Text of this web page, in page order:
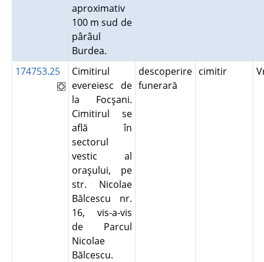
aproximativ
100 m sud de
pârâul
Burdea.
174753.25
Cimitirul
evereiesc de
la Focşani.
Cimitirul se
află în
sectorul
vestic al
oraşului, pe
str. Nicolae
Bălcescu nr.
16, vis-a-vis
de Parcul
Nicolae
Bălcescu.
descoperire
funerară
cimitir